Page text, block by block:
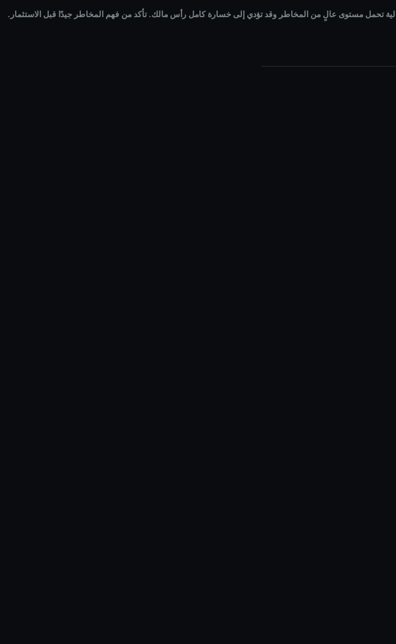
تحمل مستوى عالٍ من المخاطر وقد تؤدي إلى خسارة كامل رأس مالك. تأكد من فهم المخاطر جيدًا قبل الاستثمار.
خسارة كامل رأس مالك. تأكد من فهم المخاطر جيدًا قبل الاستثمار.